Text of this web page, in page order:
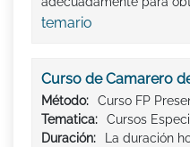
temario
Curso de Camarero
Método:
Curso FP
Tematica:
Cursos
Duración:
La duración